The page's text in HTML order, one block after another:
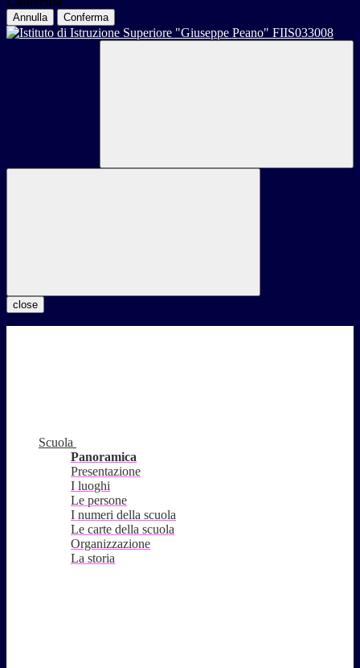
Annulla Conferma
close
Scuola
Panoramica
Presentazione
I luoghi
Le persone
I numeri della scuola
Le carte della scuola
Organizzazione
La storia